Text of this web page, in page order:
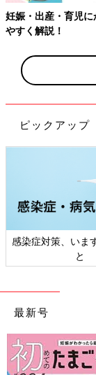
【ワクチン接種で
ピックアップ
日本外来小児科
ト検
最新号